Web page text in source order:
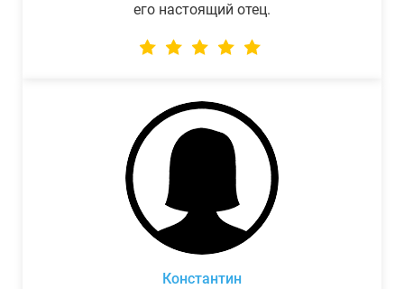
его настоящий отец.
Константин